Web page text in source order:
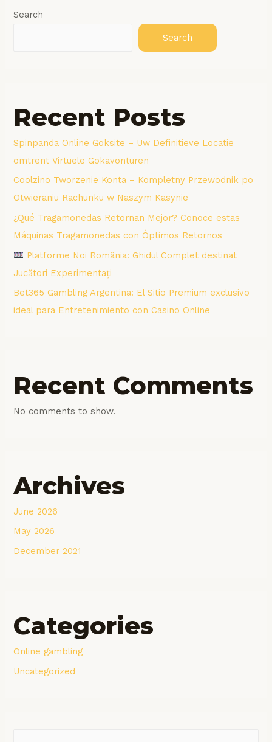
Search
Search
Recent Posts
Spinpanda Online Goksite – Uw Definitieve Locatie
omtrent Virtuele Gokavonturen
Coolzino Tworzenie Konta – Kompletny Przewodnik po
Otwieraniu Rachunku w Naszym Kasynie
¿Qué Tragamonedas Retornan Mejor? Conoce estas
Máquinas Tragamonedas con Óptimos Retornos
Platforme Noi România: Ghidul Complet destinat
Jucători Experimentați
Bet365 Gambling Argentina: El Sitio Premium exclusivo
ideal para Entretenimiento con Casino Online
Recent Comments
No comments to show.
Archives
June 2026
May 2026
December 2021
Categories
Online gambling
Uncategorized